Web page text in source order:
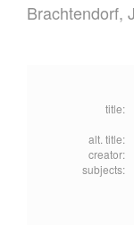
Brachtendorf,
title:
alt. title:
creator:
subjects: